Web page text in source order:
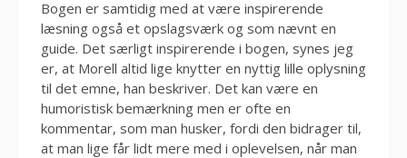
Bogen er samtidig med at være inspirerende
læsning også et opslagsværk og som nævnt en
guide. Det særligt inspirerende i bogen, synes jeg
er, at Morell altid lige knytter en nyttig lille oplysning
til det emne, han beskriver. Det kan være en
humoristisk bemærkning men er ofte en
kommentar, som man husker, fordi den bidrager til,
at man lige får lidt mere med i oplevelsen, når man